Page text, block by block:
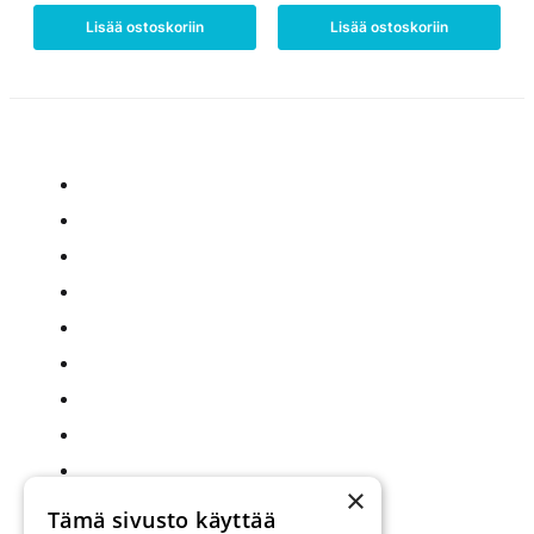
Lisää ostoskoriin Lisää ostoskoriin
×
Tämä sivusto käyttää